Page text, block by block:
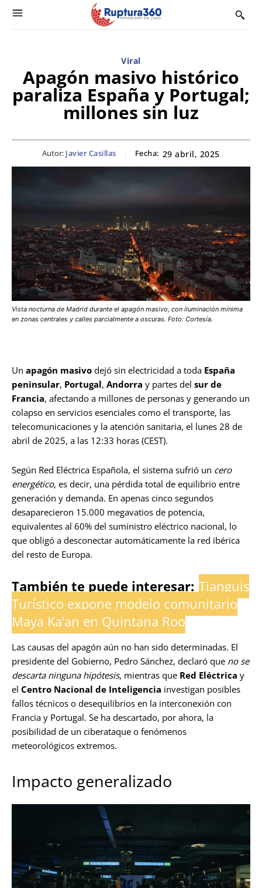
Viral
Apagón masivo histórico
paraliza España y Portugal;
millones sin luz
Autor: Javier Casillas Fecha: 29 abril, 2025
Vista nocturna de Madrid durante el apagón masivo, con iluminación mínima
en zonas centrales y calles parcialmente a oscuras. Foto: Cortesía.
Un apagón masivo dejó sin electricidad a toda España
peninsular, Portugal, Andorra y partes del sur de
Francia, afectando a millones de personas y generando un
colapso en servicios esenciales como el transporte, las
telecomunicaciones y la atención sanitaria, el lunes 28 de
abril de 2025, a las 12:33 horas (CEST).
Según Red Eléctrica Española, el sistema sufrió un cero
energético, es decir, una pérdida total de equilibrio entre
generación y demanda. En apenas cinco segundos
desaparecieron 15.000 megavatios de potencia,
equivalentes al 60% del suministro eléctrico nacional, lo
que obligó a desconectar automáticamente la red ibérica
del resto de Europa.
También te puede interesar: Tianguis
Turístico expone modelo comunitario
Maya Ka’an en Quintana Roo
Las causas del apagón aún no han sido determinadas. El
presidente del Gobierno, Pedro Sánchez, declaró que no se
descarta ninguna hipótesis, mientras que Red Eléctrica y
el Centro Nacional de Inteligencia investigan posibles
fallos técnicos o desequilibrios en la interconexión con
Francia y Portugal. Se ha descartado, por ahora, la
posibilidad de un ciberataque o fenómenos
meteorológicos extremos.
Impacto generalizado